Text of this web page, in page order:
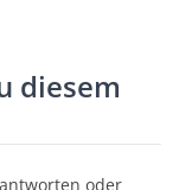
diesem
oder